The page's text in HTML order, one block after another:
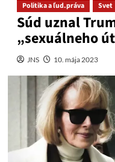
Politika a ľud.práva Svet
Súd uznal
„sexuálneho
JNS 10. mája 2023